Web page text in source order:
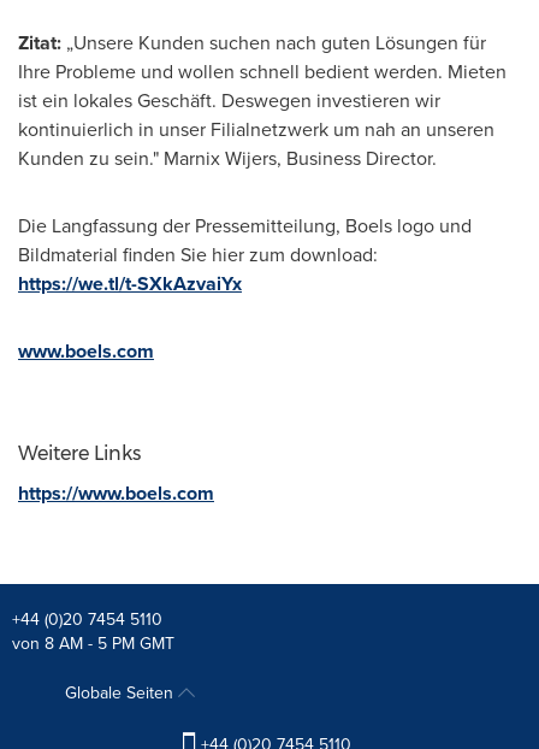
Zitat: „Unsere Kunden suchen nach guten Lösungen für
Ihre Probleme und wollen schnell bedient werden. Mieten
ist ein lokales Geschäft. Deswegen investieren wir
kontinuierlich in unser Filialnetzwerk um nah an unseren
Kunden zu sein." Marnix Wijers, Business Director.
Die Langfassung der Pressemitteilung, Boels logo und
Bildmaterial finden Sie hier zum download:
https://we.tl/t-SXkAzvaiYx
www.boels.com
Weitere Links
https://www.boels.com
+44 (0)20 7454 5110
von 8 AM - 5 PM GMT
Globale Seiten